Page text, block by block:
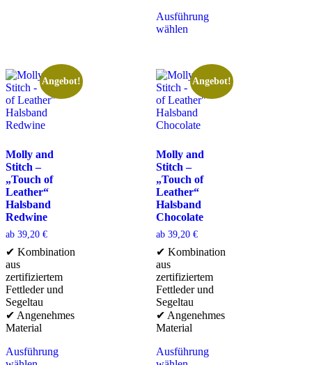
Ausführung
wählen
Angebot!
Molly and
Stitch –
„Touch of
Leather“
Halsband
Redwine
ab 39,20 €
✔ Kombination
aus
zertifiziertem
Fettleder und
Segeltau
✔ Angenehmes
Material
Ausführung
Angebot!
Molly and
Stitch –
„Touch of
Leather“
Halsband
Chocolate
ab 39,20 €
✔ Kombination
aus
zertifiziertem
Fettleder und
Segeltau
✔ Angenehmes
Material
Ausführung